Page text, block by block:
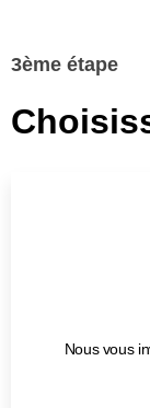
3ème étape
Nous vous